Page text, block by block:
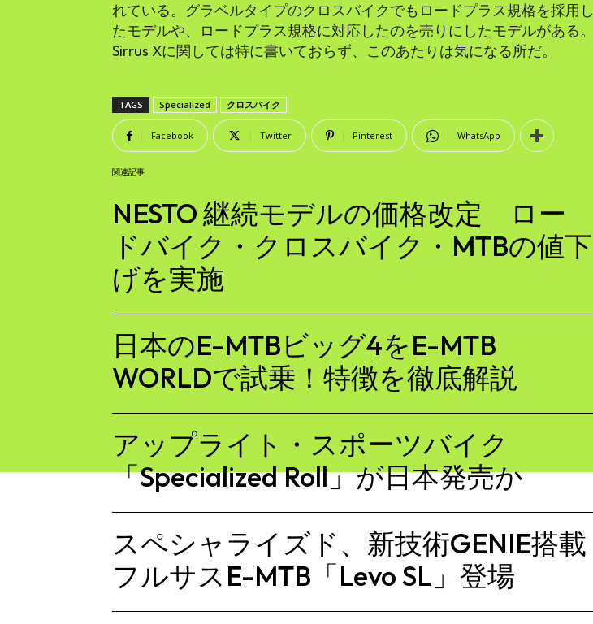
れている。グラベルタイプのクロスバイクでもロードプラス規格を採用し
たモデルや、ロードプラス規格に対応したのを売りにしたモデルがある。
Sirrus Xに関しては特に書いておらず、このあたりは気になる所だ。
TAGS Specialized クロスバイク
Facebook Twitter Pinterest WhatsApp
関連記事
NESTO 継続モデルの価格改定 ロー
ドバイク・クロスバイク・MTBの値下
げを実施
日本のE-MTBビッグ4をE-MTB
WORLDで試乗！特徴を徹底解説
アップライト・スポーツバイク
「Specialized Roll」が日本発売か
スペシャライズド、新技術GENIE搭載
フルサスE-MTB「Levo SL」登場